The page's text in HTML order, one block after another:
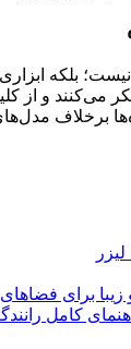
نیست؛ بلکه
می‌کنند و
برای
کامل